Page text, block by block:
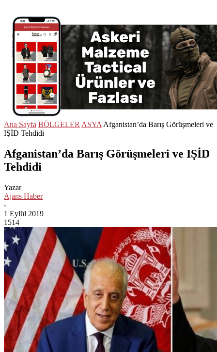
Ana Sayfa BÖLGELER ASYA Afganistan’da Barış Görüşmeleri ve
IŞİD Tehdidi
Afganistan’da Barış Görüşmeleri ve IŞİD
Tehdidi
Yazar
Ajans Haber
-
1 Eylül 2019
1514